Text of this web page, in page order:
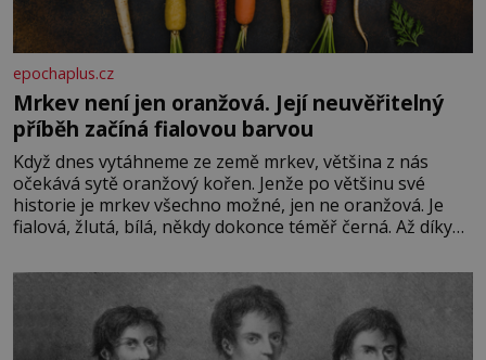
epochaplus.cz
Mrkev není jen oranžová. Její neuvěřitelný
příběh začíná fialovou barvou
Když dnes vytáhneme ze země mrkev, většina z nás
očekává sytě oranžový kořen. Jenže po většinu své
historie je mrkev všechno možné, jen ne oranžová. Je
fialová, žlutá, bílá, někdy dokonce téměř černá. Až díky
bez které si českou zahradu ani nedokážeme představit.